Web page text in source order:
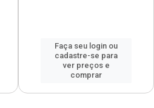
Faça seu login ou
cadastre-se para
ver preços e
comprar